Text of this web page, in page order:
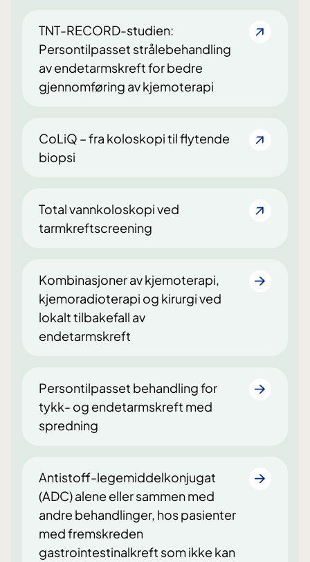
TNT-RECORD-studien:
Persontilpasset strålebehandling
av endetarmskreft for bedre
gjennomføring av kjemoterapi
CoLiQ – fra koloskopi til flytende
biopsi
Total vannkoloskopi ved
tarmkreftscreening
Kombinasjoner av kjemoterapi,
kjemoradioterapi og kirurgi ved
lokalt tilbakefall av
endetarmskreft
Persontilpasset behandling for
tykk- og endetarmskreft med
spredning
Antistoff-legemiddelkonjugat
(ADC) alene eller sammen med
andre behandlinger, hos pasienter
med fremskreden
gastrointestinalkreft som ikke kan